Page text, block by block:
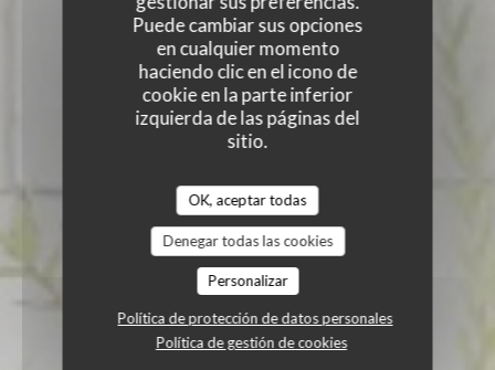
Puede cambiar sus opciones
en cualquier momento
haciendo clic en el icono de
cookie en la parte inferior
izquierda de las páginas del
sitio.
OK, aceptar todas
Denegar todas las cookies
Personalizar
Política de protección de datos personales
Política de gestión de cookies